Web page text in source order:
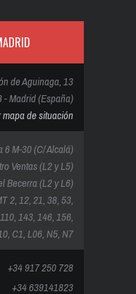
de Aguinaga, 13
- Madrid (España)
mapa de situación
6 M-30 (C/ Alcalá)
Ventas (L2 y L5)
Becerra (L2 y L6)
2, 12, 21, 38, 53,
143, 146, 156,
C1, L06, N5, N7
+34 917 250 728
+34 639141823